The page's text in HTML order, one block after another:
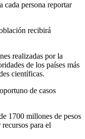
cada persona reportar
recibirá
realizadas por la
de los países más
científicas.
de casos
1700 millones de pesos
para el